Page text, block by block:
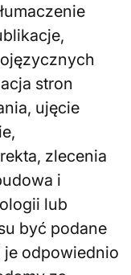
stron
ujęcie
zlecenia
i
lub
być podane
odpowiednio